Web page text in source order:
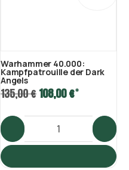
Warhammer 40.000:
Kampfpatrouille der Dark
Angels
135,00 €108,00 €*